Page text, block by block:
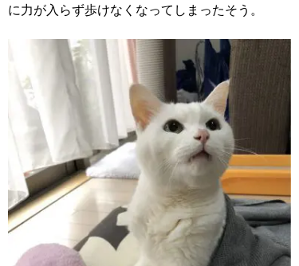
に力が入らず歩けなくなってしまったそう。